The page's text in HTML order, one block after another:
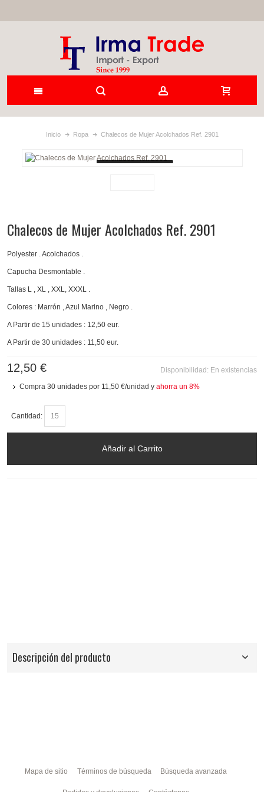
Inicio Ropa Chalecos de Mujer Acolchados Ref. 2901
Chalecos de Mujer Acolchados Ref. 2901
Polyester . Acolchados .
Capucha Desmontable .
Tallas L , XL , XXL, XXXL .
Colores : Marrón , Azul Marino , Negro .
A Partir de 15 unidades : 12,50 eur.
A Partir de 30 unidades : 11,50 eur.
Disponibilidad: En existencias
12,50 €
Compra 30 unidades por 11,50 €/unidad y ahorra un 8%
Cantidad:
Añadir al Carrito
Descripción del producto
Mapa de sitio Términos de búsqueda Búsqueda avanzada